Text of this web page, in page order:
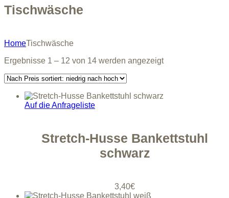
Tischwäsche
HomeTischwäsche
Ergebnisse 1 – 12 von 14 werden angezeigtNach
Auf die Anfrageliste
Stretch-Husse Bankettstuhl
schwarz
3,40€